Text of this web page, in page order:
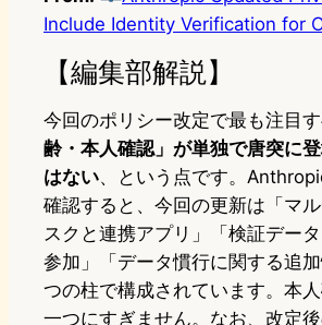
Include Identity Verification for
【編集部解説】
今回のポリシー改定で最も注目す
齢・本人確認」が単独で唐突に
はない、という点です。
確認すると、今回の更新は「マ
スクと連携アプリ」「検証デー
参加」「データ慣行に関する追
つの柱で構成されています。本
一つにすぎません。なお、改定